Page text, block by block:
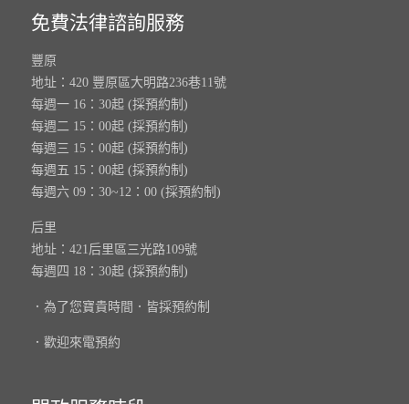
免費法律諮詢服務
豐原
地址：420 豐原區大明路236巷11號
每週一 16：30起 (採預約制)
每週二 15：00起 (採預約制)
每週三 15：00起 (採預約制)
每週五 15：00起 (採預約制)
每週六 09：30~12：00 (採預約制)
后里
地址：421后里區三光路109號
每週四 18：30起 (採預約制)
．為了您寶貴時間．皆採預約制
．歡迎來電預約